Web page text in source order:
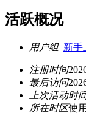
活跃概况
用户组 新手
注册时间
最后访问
上次活动时
所在时区使